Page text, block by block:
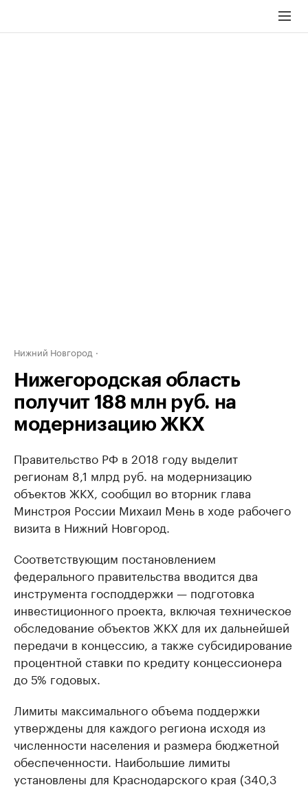
Нижний Новгород
Нижегородская область
получит 188 млн руб. на
модернизацию ЖКХ
Правительство РФ в 2018 году выделит
регионам 8,1 млрд руб. на модернизацию
объектов ЖКХ, сообщил во вторник глава
Минстроя России Михаил Мень в ходе рабочего
визита в Нижний Новгород.
Соответствующим постановлением
федерального правительства вводится два
инструмента господдержки ​— подготовка
инвестиционного проекта, включая техническое
обследование объектов ЖКХ для их дальнейшей
передачи в концессию, а также субсидирование
процентной ставки по кредиту концессионера
до 5% годовых.
Лимиты максимального объема поддержки
утверждены для каждого региона исходя из
численности населения и размера бюджетной
обеспеченности. Наибольшие лимиты
установлены для Краснодарского края (340,3